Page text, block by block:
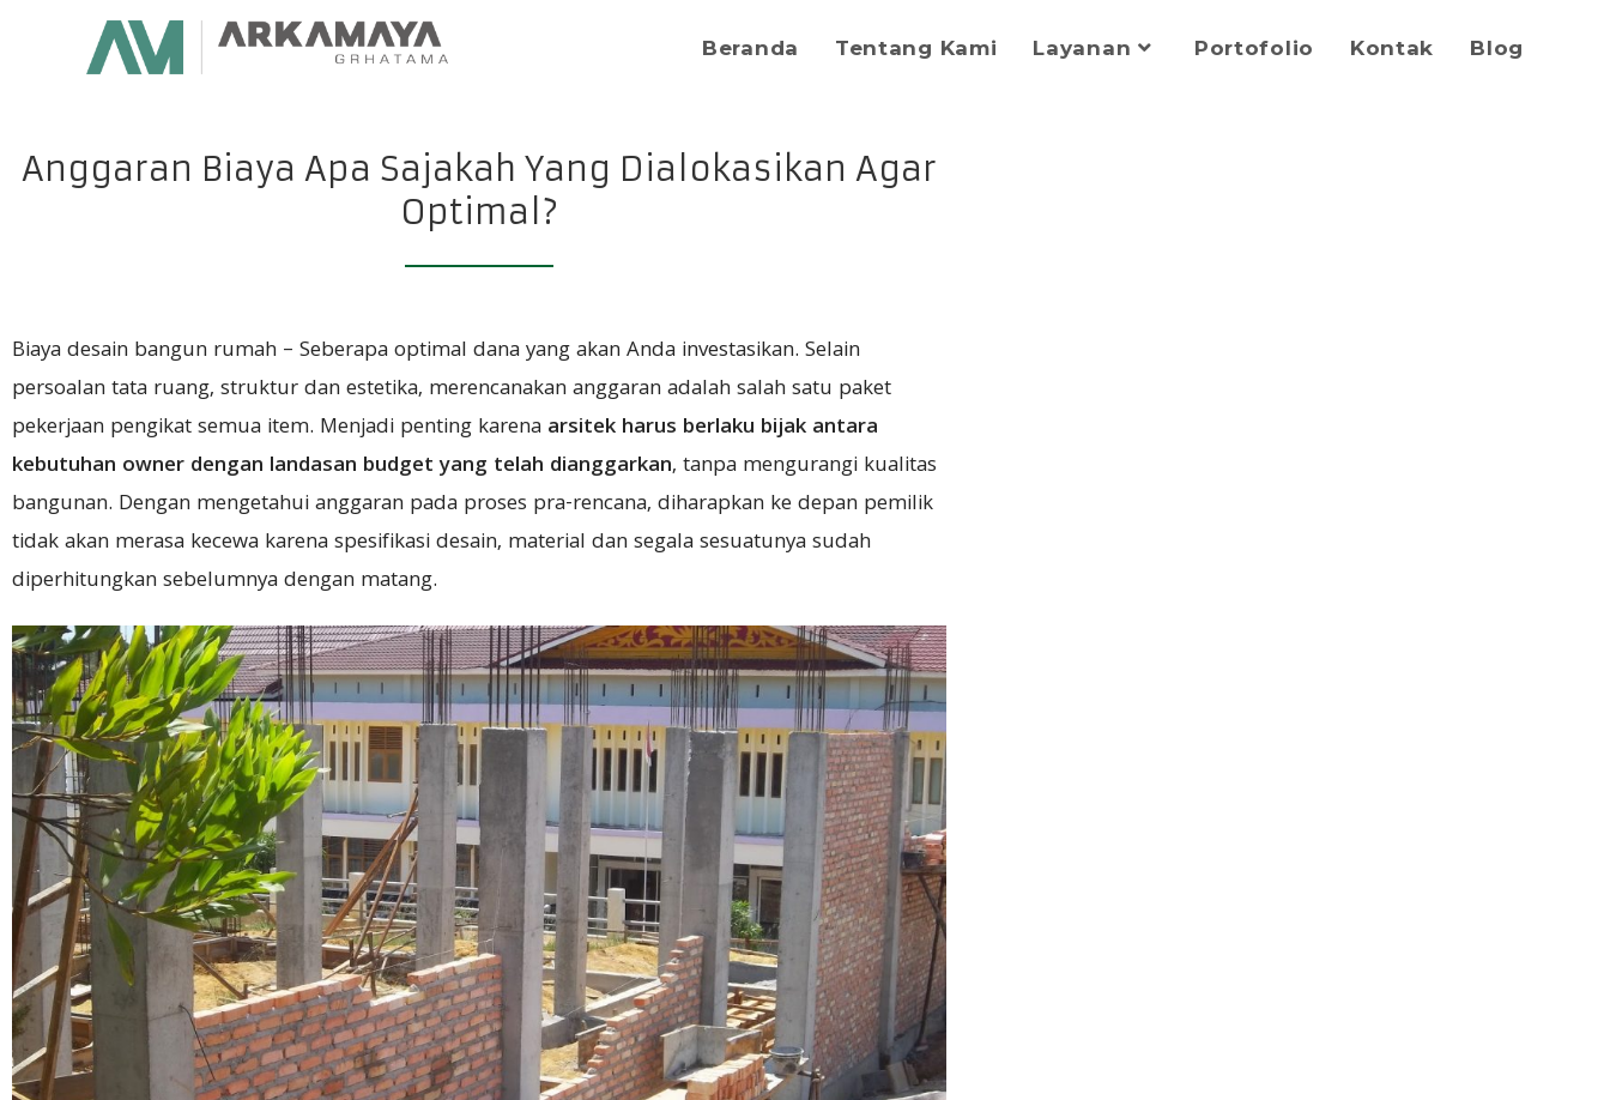
Beranda Tentang Kami Layanan Portofolio Kontak Blog
Anggaran Biaya Apa Sajakah Yang Dialokasikan Agar
Optimal?
Biaya desain bangun rumah – Seberapa optimal dana yang akan Anda investasikan. Selain
persoalan tata ruang, struktur dan estetika, merencanakan anggaran adalah salah satu paket
pekerjaan pengikat semua item. Menjadi penting karena arsitek harus berlaku bijak antara
kebutuhan owner dengan landasan budget yang telah dianggarkan, tanpa mengurangi kualitas
bangunan. Dengan mengetahui anggaran pada proses pra-rencana, diharapkan ke depan pemilik
tidak akan merasa kecewa karena spesifikasi desain, material dan segala sesuatunya sudah
diperhitungkan sebelumnya dengan matang.